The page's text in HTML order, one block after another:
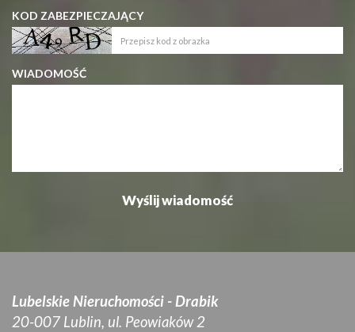
KOD ZABEZPIECZAJĄCY
WIADOMOŚĆ
Lubelskie Nieruchomości - Drabik
20-007 Lublin, ul. Peowiaków 2